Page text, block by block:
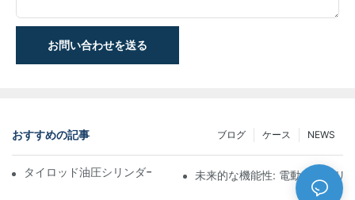
お問い合わせを送る
おすすめの記事 NEWS
ケース
ブログ
タイロッド油圧シリンダーの機能と重要性を理解する
未来的な機能性: 電動伸縮シリ